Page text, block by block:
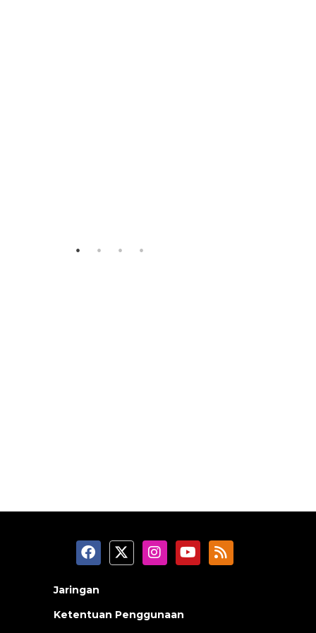
Jaringan
Ketentuan Penggunaan